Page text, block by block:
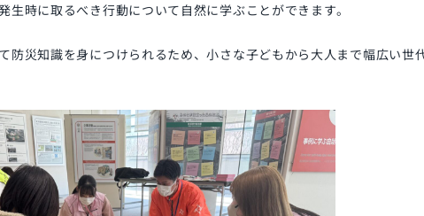
生時に取るべき行動について自然に学ぶことができます。
防災知識を身につけられるため、小さな子どもから大人まで幅広い世